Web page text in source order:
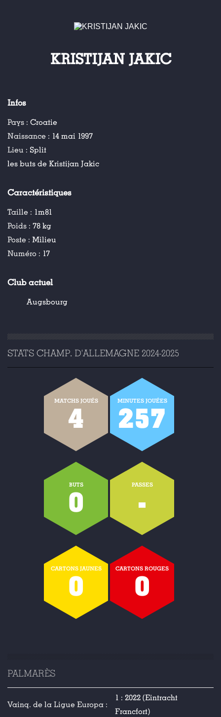
KRISTIJAN JAKIC
Infos
Pays : Croatie
Naissance : 14 mai 1997
Lieu : Split
les buts de Kristijan Jakic
Caractéristiques
Taille : 1m81
Poids : 78 kg
Poste : Milieu
Numéro : 17
Club actuel
Augsbourg
STATS CHAMP. D'ALLEMAGNE 2024-2025
MATCHS JOUÉS
4
MINUTES JOUÉES
257
BUTS
0
PASSES
-
CARTONS JAUNES
0
CARTONS ROUGES
0
PALMARÈS
Vainq. de la Ligue Europa :
1 : 2022 (Eintracht
Francfort)